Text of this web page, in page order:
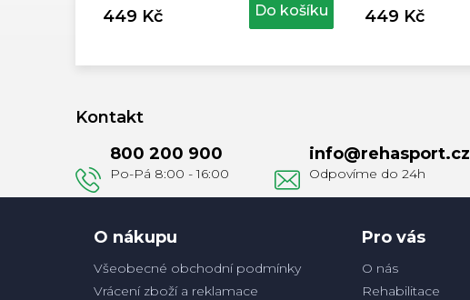
449 Kč Do košíku 449 Kč
Kontakt
info@rehasport.cz
800 200 900
O nákupu
Všeobecné obchodní podmínky
Vrácení zboží a reklamace
Pro vás
O nás
Rehabilitace